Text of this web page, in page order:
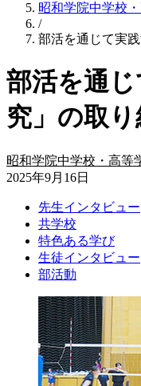
昭和学院中学校
/
部活を通じて実
部活を通
究」の取
昭和学院中学校・高等
2025年9月16日
先生インタビュー
共学校
特色ある学び
生徒インタビュー
部活動